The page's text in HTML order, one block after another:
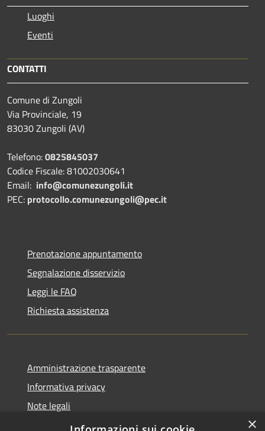
Luoghi
Eventi
CONTATTI
Comune di Zungoli
Via Provinciale, 19
83030 Zungoli (AV)
Telefono:0825845037
Codice Fiscale: 81002030641
Email: info@comunezungoli.it
PEC: protocollo.comunezungoli@pec.it
Prenotazione appuntamento
Segnalazione disservizio
Leggi le FAQ
Richiesta assistenza
Amministrazione trasparente
Informativa privacy
Note legali
Dichiarazione di accessibilità
×